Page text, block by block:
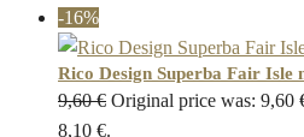
-16%
Rico Design Superba Fair Isle
9,60€ Original price was: 9,60
8,10 €.